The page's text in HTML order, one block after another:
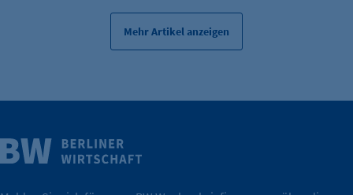
Wirtschaft.
Weitere Infos
Mehr Artikel anzeigen